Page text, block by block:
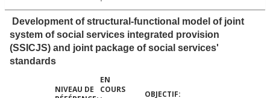
Development of structural-functional model of joint
system of social services integrated provision
(SSICJS) and joint package of social services'
standards